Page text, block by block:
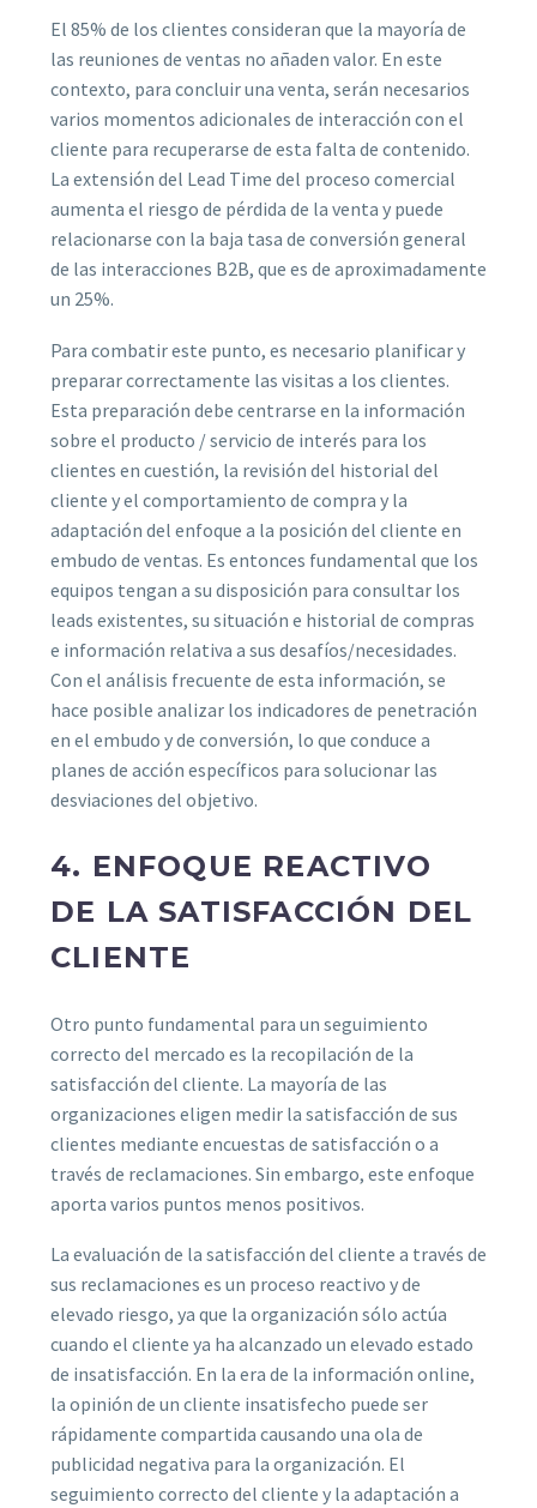
El 85% de los clientes consideran que la mayoría de
las reuniones de ventas no añaden valor. En este
contexto, para concluir una venta, serán necesarios
varios momentos adicionales de interacción con el
cliente para recuperarse de esta falta de contenido.
La extensión del Lead Time del proceso comercial
aumenta el riesgo de pérdida de la venta y puede
relacionarse con la baja tasa de conversión general
de las interacciones B2B, que es de aproximadamente
un 25%.
Para combatir este punto, es necesario planificar y
preparar correctamente las visitas a los clientes.
Esta preparación debe centrarse en la información
sobre el producto / servicio de interés para los
clientes en cuestión, la revisión del historial del
cliente y el comportamiento de compra y la
adaptación del enfoque a la posición del cliente en
embudo de ventas. Es entonces fundamental que los
equipos tengan a su disposición para consultar los
leads existentes, su situación e historial de compras
e información relativa a sus desafíos/necesidades.
Con el análisis frecuente de esta información, se
hace posible analizar los indicadores de penetración
en el embudo y de conversión, lo que conduce a
planes de acción específicos para solucionar las
desviaciones del objetivo.
4. ENFOQUE REACTIVO
DE LA SATISFACCIÓN DEL
CLIENTE
Otro punto fundamental para un seguimiento
correcto del mercado es la recopilación de la
satisfacción del cliente. La mayoría de las
organizaciones eligen medir la satisfacción de sus
clientes mediante encuestas de satisfacción o a
través de reclamaciones. Sin embargo, este enfoque
aporta varios puntos menos positivos.
La evaluación de la satisfacción del cliente a través de
sus reclamaciones es un proceso reactivo y de
elevado riesgo, ya que la organización sólo actúa
cuando el cliente ya ha alcanzado un elevado estado
de insatisfacción. En la era de la información online,
la opinión de un cliente insatisfecho puede ser
rápidamente compartida causando una ola de
publicidad negativa para la organización. El
seguimiento correcto del cliente y la adaptación a